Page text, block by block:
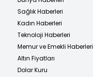
Sağlık Haberleri
Kadın Haberleri
Teknoloji Haberleri
Memur ve Emekli Haberleri
Altın Fiyatları
Dolar Kuru